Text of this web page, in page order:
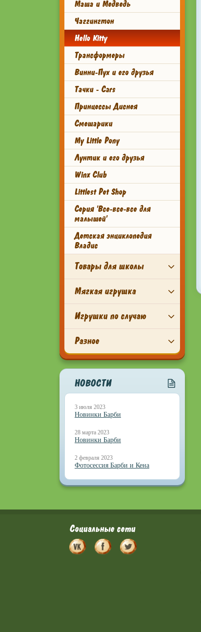
Маша и Медведь
Чаггингтон
Hello Kitty
Трансформеры
Винни-Пух и его друзья
Тачки - Cars
Принцессы Диснея
Смешарики
My Little Pony
Лунтик и его друзья
Winx Club
Littlest Pet Shop
Серия 'Все-все-все для
малышей'
Детская энциклопедия
Владис
Товары для школы
Мягкая игрушка
Игрушки по случаю
Разное
НОВОСТИ
3 июля 2023
Новинки Барби
28 марта 2023
Новинки Барби
2 февраля 2023
Фотосессия Барби и Кена
Социальные сети